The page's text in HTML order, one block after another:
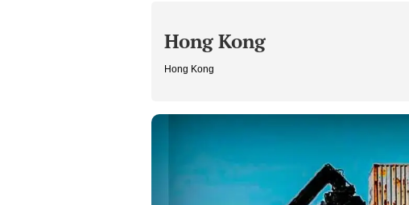
Hong Kong
Hong Kong